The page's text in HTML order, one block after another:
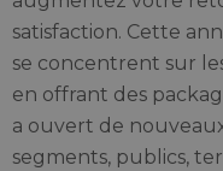
satisfaction. Cette
se concentrent sur
en offrant des
a ouvert de
segments, publics,